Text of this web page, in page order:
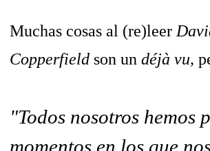
Muchas cosas al (re)leer
Copperfield son un déjà vu,
"Todos nosotros hemos
momentos en los que